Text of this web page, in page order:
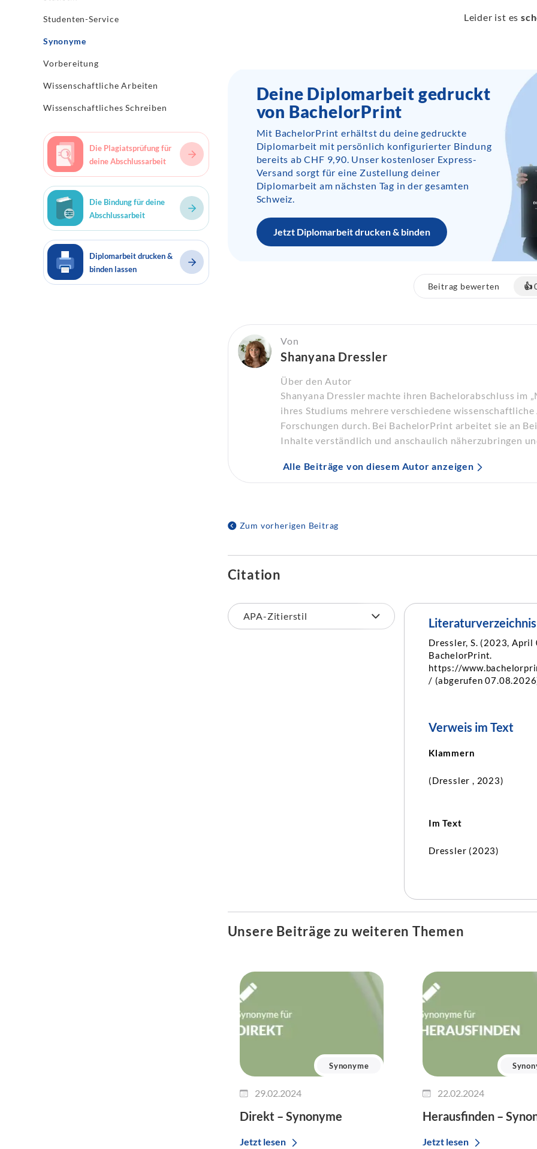
Studenten-Service
Synonyme
Vorbereitung
Wissenschaftliche Arbeiten
Wissenschaftliches Schreiben
Die Plagiatsprüfung für
deine Abschlussarbeit
Die Bindung für deine
Abschlussarbeit
Diplomarbeit drucken &
binden lassen
Leider ist es
Deine Diplomarbeit gedruckt
von BachelorPrint
Mit BachelorPrint erhältst du deine gedruckte
Diplomarbeit mit persönlich konfigurierter Bindung
bereits ab CHF 9,90. Unser kostenloser Express-
Versand sorgt für eine Zustellung deiner
Diplomarbeit am nächsten Tag in der gesamten
Schweiz.
Jetzt Diplomarbeit drucken & binden
Beitrag bewerten 👍
Von
Shanyana Dressler
Über den Autor
Shanyana Dressler machte ihren Bachelorabschluss im
ihres Studiums mehrere verschiedene
Forschungen durch. Bei BachelorPrint arbeitet sie an
Inhalte verständlich und anschaulich näherzubringen
Alle Beiträge von diesem Autor anzeigen
Zum vorherigen Beitrag
Citation
Literaturverzeichnis
Dressler, S. (2023,
BachelorPrint.
https://
/ (abgerufen
Verweis im Text
Klammern
(Dressler , 2023)
Im Text
Dressler (2023)
Unsere Beiträge zu weiteren Themen
Synonyme
29.02.2024
Direkt – Synonyme
Jetzt lesen
22.02.2024
Herausfinden –
Jetzt lesen